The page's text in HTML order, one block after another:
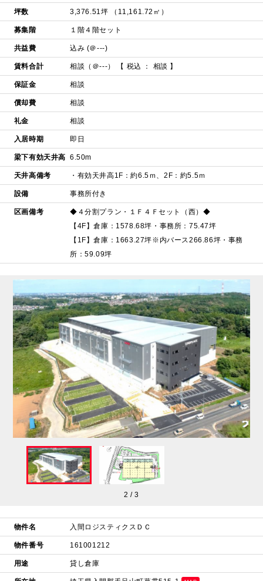
坪数 3,376.51坪 （11,161.72㎡）
募集階 １階４階セット
共益費 込み (＠---)
賃料合計 相談（＠---） 【 税込 ： 相談 】
保証金 相談
償却費 相談
礼金 相談
入居時期 即日
梁下有効天井高 6.50m
天井高備考 ・有効天井高1F：約6.5ｍ、2F：約5.5ｍ
設備 事務所付き
区画備考
◆４分割プラン・１Ｆ４Ｆセット（西）◆
【4F】倉庫：1578.68坪・事務所：75.47坪
【1F】倉庫：1663.27坪※内バース266.86坪・事務
所：59.09坪
2 / 3
物件名 入間ロジスティクスＤＣ
物件番号 161001212
用途 貸し倉庫